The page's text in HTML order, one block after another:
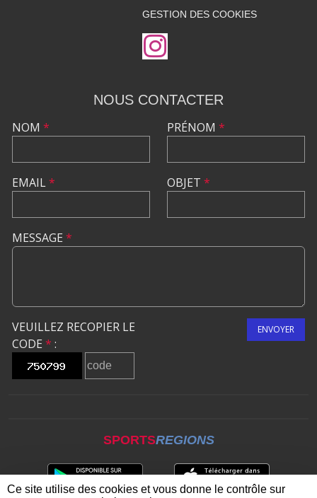
GESTION DES COOKIES
NOUS CONTACTER
NOM *
EMAIL*
PRÉNOM *
OBJET *
MESSAGE *
VEUILLEZ RECOPIER LE
CODE * :
ENVOYER
SPORTSREGIONS
Ce site utilise des cookies et vous donne le contrôle sur